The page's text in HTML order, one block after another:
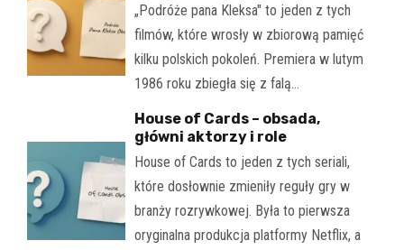
„Podróże pana Kleksa" to jeden z tych
filmów, które wrosły w zbiorową pamięć
kilku polskich pokoleń. Premiera w lutym
1986 roku zbiegła się z falą…
House of Cards – obsada,
główni aktorzy i role
House of Cards to jeden z tych seriali,
które dosłownie zmieniły reguły gry w
branży rozrywkowej. Była to pierwsza
oryginalna produkcja platformy Netflix, a